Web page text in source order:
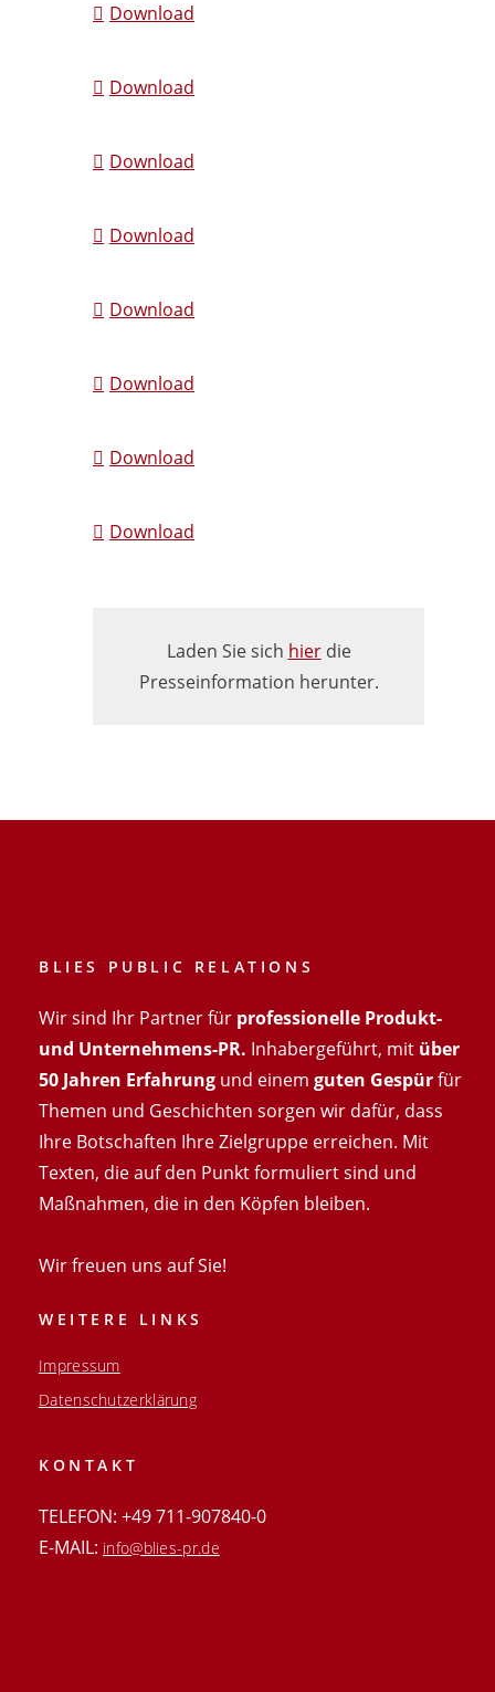
Download
Download
Download
Download
Download
Download
Download
Download
Laden Sie sich hierdie
Presseinformation herunter.
BLIES PUBLIC RELATIONS
Wir sind Ihr Partner für professionelle Produkt-
und Unternehmens-PR. Inhabergeführt, mit über
50 Jahren Erfahrung und einem guten Gespürfür
Themen und Geschichten sorgen wir dafür, dass
Ihre Botschaften Ihre Zielgruppe erreichen. Mit
Texten, die auf den Punkt formuliert sind und
Maßnahmen, die in den Köpfen bleiben.
Wir freuen uns auf Sie!
WEITERE LINKS
Impressum
Datenschutzerklärung
KONTAKT
TELEFON: +49 711-907840-0
E-MAIL: info@blies-pr.de